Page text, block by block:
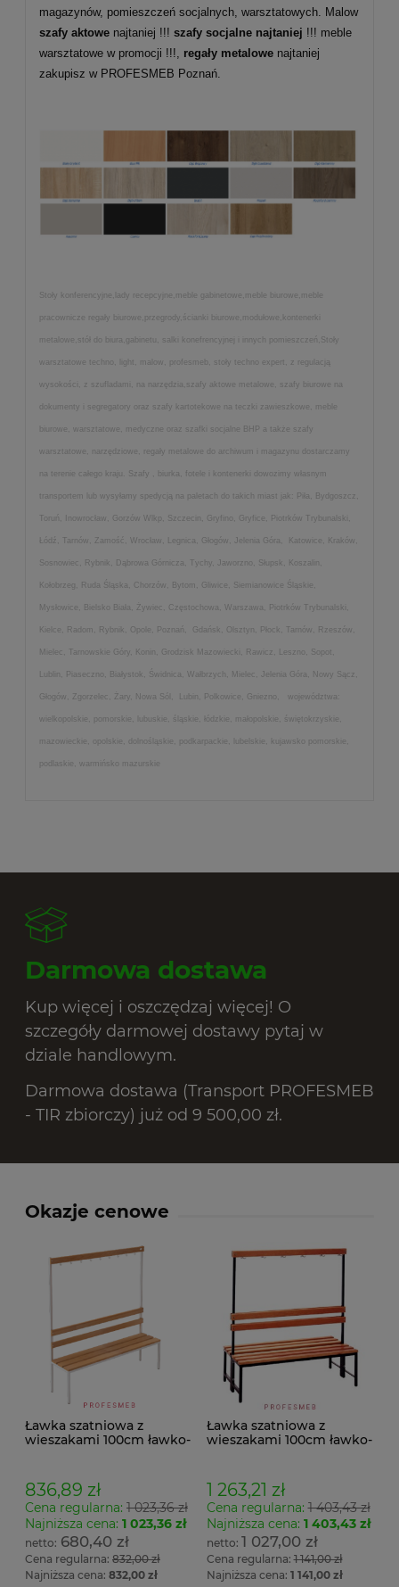
magazynów, pomieszczeń socjalnych, warsztatowych. Malow
szafy aktowe najtaniej !!! szafy socjalne najtaniej !!! meble
warsztatowe w promocji !!!, regały metalowe najtaniej
zakupisz w PROFESMEB Poznań.
Stoły konferencyjne,lady recepcyjne,meble gabinetowe,meble biurowe,meble
pracownicze regały biurowe,przegrody,ścianki biurowe,modułowe,kontenerki
metalowe,stół do biura,gabinetu, salki konefrencyjnej i innych pomieszczeń,Stoły
warsztatowe techno, light, malow, profesmeb, stoły techno expert, z regulacją
wysokości, z szufladami, na narzędzia,szafy aktowe metalowe, szafy biurowe na
dokumenty i segregatory oraz szafy kartotekowe na teczki zawieszkowe, meble
biurowe, warsztatowe, medyczne oraz szafki socjalne BHP a także szafy
warsztatowe, narzędziowe, regały metalowe do archiwum i magazynu dostarczamy
na terenie całego kraju. Szafy , biurka, fotele i kontenerki dowozimy własnym
transportem lub wysyłamy spedycją na paletach do takich miast jak: Piła, Bydgoszcz,
Toruń, Inowrocław, Gorzów Wlkp, Szczecin, Gryfino, Gryfice, Piotrków Trybunalski,
Łódź, Tarnów, Zamość, Wrocław, Legnica, Głogów, Jelenia Góra, Katowice, Kraków,
Sosnowiec, Rybnik, Dąbrowa Górnicza, Tychy, Jaworzno, Słupsk, Koszalin,
Kołobrzeg, Ruda Śląska, Chorzów, Bytom, Gliwice, Siemianowice Śląskie,
Mysłowice, Bielsko Biała, Żywiec, Częstochowa, Warszawa, Piotrków Trybunalski,
Kielce, Radom, Rybnik, Opole, Poznań, Gdańsk, Olsztyn, Płock, Tarnów, Rzeszów,
Mielec, Tarnowskie Góry, Konin, Grodzisk Mazowiecki, Rawicz, Leszno, Sopot,
Lublin, Piaseczno, Białystok, Świdnica, Wałbrzych, Mielec, Jelenia Góra, Nowy Sącz,
Głogów, Zgorzelec, Żary, Nowa Sól, Lubin, Polkowice, Gniezno, województwa:
wielkopolskie, pomorskie, lubuskie, śląskie, łódzkie, małopolskie, świętokrzyskie,
mazowieckie, opolskie, dolnośląskie, podkarpackie, lubelskie, kujawsko pomorskie,
podlaskie, warmińsko mazurskie
Darmowa dostawa
Kup więcej i oszczędzaj więcej! O
szczegóły darmowej dostawy pytaj w
dziale handlowym.
Darmowa dostawa (Transport PROFESMEB
- TIR zbiorczy) już od 9 500,00 zł.
Okazje cenowe
Ławka szatniowa z
wieszakami 100cm ławko-
836,89 zł
Cena regularna: 1 023,36 zł
Najniższa cena: 1 023,36 zł
680,40 zł
Cena regularna: 832,00 zł
Najniższa cena: 832,00 zł
Ławka szatniowa z
wieszakami 100cm ławko-
1 263,21 zł
Cena regularna:1 403,43 zł
Najniższa cena: 1 403,43 zł
1 027,00 zł
Cena regularna:1 141,00 zł
Najniższa cena: 1 141,00 zł